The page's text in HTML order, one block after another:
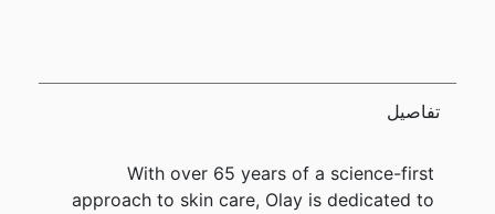
تفاصيل
With over 65 years of a science-first
approach to skin care, Olay is dedicated to